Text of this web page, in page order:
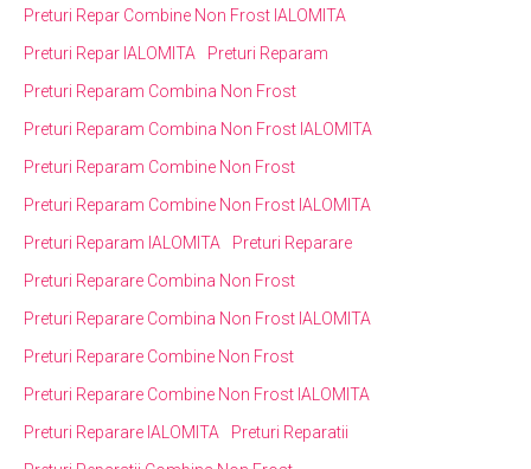
Preturi Repar Combine Non Frost IALOMITA
Preturi Repar IALOMITA
Preturi Reparam
Preturi Reparam Combina Non Frost
Preturi Reparam Combina Non Frost IALOMITA
Preturi Reparam Combine Non Frost
Preturi Reparam Combine Non Frost IALOMITA
Preturi Reparam IALOMITA
Preturi Reparare
Preturi Reparare Combina Non Frost
Preturi Reparare Combina Non Frost IALOMITA
Preturi Reparare Combine Non Frost
Preturi Reparare Combine Non Frost IALOMITA
Preturi Reparare IALOMITA
Preturi Reparatii